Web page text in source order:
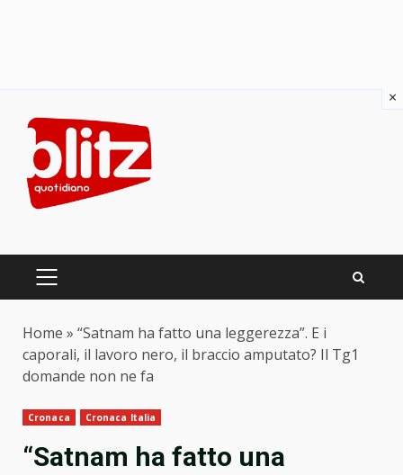
content
PRIMARY
Home » “Satnam ha fatto una leggerezza”. E i
caporali, il lavoro nero, il braccio amputato? Il Tg1
domande non ne fa
Cronaca Cronaca Italia
“Satnam ha fatto una
×